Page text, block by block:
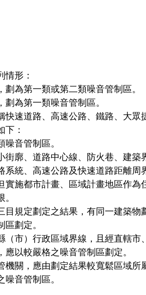
形：
劃為第一類或第二類噪音管制區。
劃為第一類噪音管制區。
速道路、高速公路、鐵路、大眾
：
音管制區。
街廓、道路中心線、防火巷、建築
系統、高速公路及快速道路距離周
施都市計畫、區域計畫地區作為
目規定劃定之結果，有同一建築物
劃定。
（市）行政區域界線，且經直轄市
以較嚴格之噪音管制區劃定。
關，應由劃定結果較寬鬆區域所
音管制區。